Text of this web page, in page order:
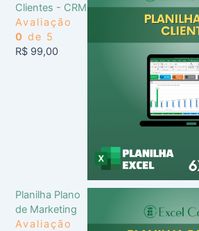
Clientes - CRM
Avaliação
0 de 5
R$ 99,00
Planilha Plano
de Marketing
Avaliação